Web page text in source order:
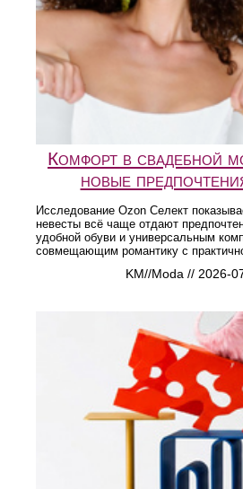
Комфорт в свадебной
новые
Исследование Ozon Селект
невесты всё чаще отдают
удобной обуви и универсальным
совмещающим романтику с
KM//Moda // 2026-